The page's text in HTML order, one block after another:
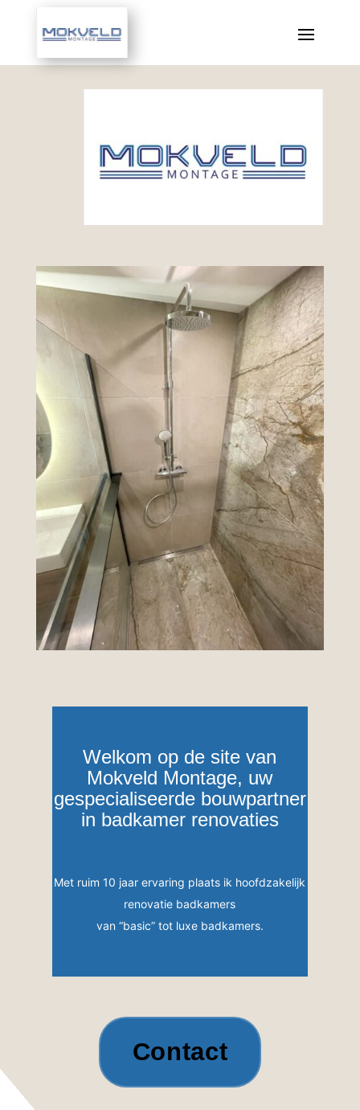
Welkom op de site van
Mokveld Montage, uw
gespecialiseerde bouwpartner
in badkamer renovaties
Met ruim 10 jaar ervaring plaats ik hoofdzakelijk
renovatie badkamers
van “basic” tot luxe badkamers.
Contact